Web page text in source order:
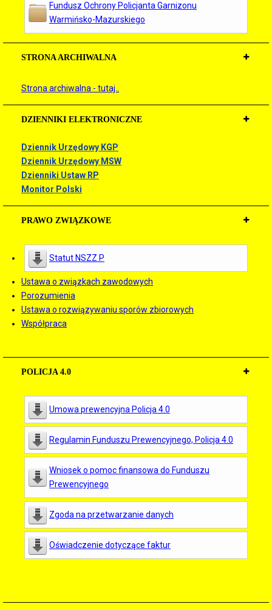
Fundusz Ochrony Policjanta Garnizonu
Warmińsko-Mazurskiego
STRONA ARCHIWALNA
Strona archiwalna - tutaj..
DZIENNIKI ELEKTRONICZNE
Dziennik Urzędowy KGP
Dziennik Urzędowy MSW
Dzienniki Ustaw RP
Monitor Polski
PRAWO ZWIĄZKOWE
Statut NSZZ P
Ustawa o związkach zawodowych
Porozumienia
Ustawa o rozwiązywaniu sporów zbiorowych
Współpraca
POLICJA 4.0
Umowa prewencyjna Policja 4.0
Regulamin Funduszu Prewencyjnego, Policja 4.0
Wniosek o pomoc finansowa do Funduszu
Prewencyjnego
Zgoda na przetwarzanie danych
Oświadczenie dotyczące faktur